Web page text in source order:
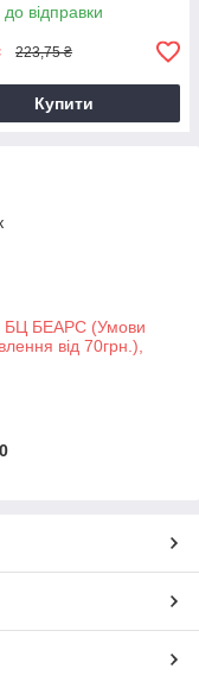
до відправки
223,75 ₴
Купити
БЦ БЕАРС (Умови
від 70грн.),